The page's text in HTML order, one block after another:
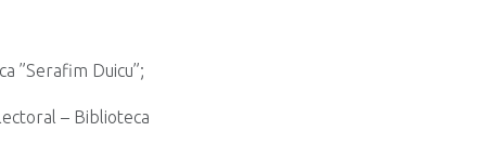
”Serafim Duicu”;
– Biblioteca